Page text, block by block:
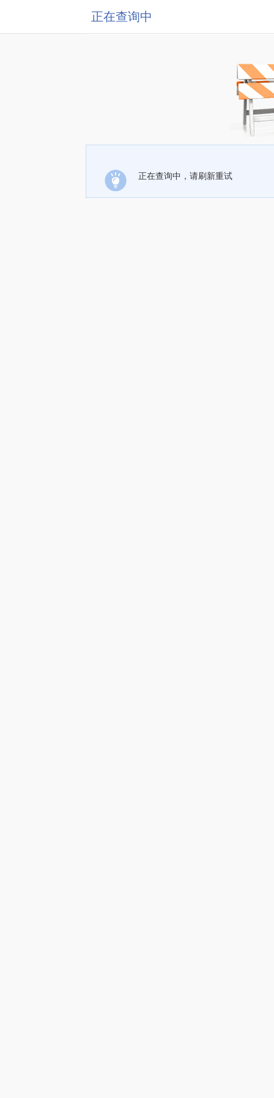
正在查询中
正在查询中，请刷新重试